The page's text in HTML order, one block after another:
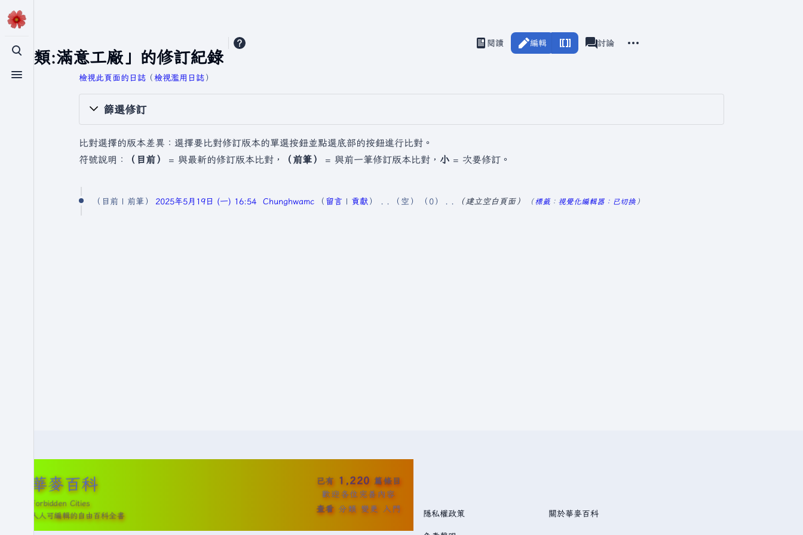
切換搜尋
切換選單
「分類:滿意工廠」的修訂紀錄
視圖閱讀 編輯
檢視歷史 associated-pages
分類
討論
檢視此頁面的日誌 ​（檢視濫用日誌）
篩選修訂
比對選擇的版本差異：選擇要比對修訂版本的單選按鈕並點選底部的按鈕進行比對。
符號說明：
（目前） = 與最新的修訂版本比對， （前筆） = 與前一筆修訂版本比對， 小 = 次要修訂。
2
目前 前筆 2025年5月19日 (一) 16:54 Chunghwamc 留言 貢獻 空 0 建立空白頁面 標籤： 視覺化編輯器：已切換
華麥百科
Forbidden Cities
人人可編輯的自由百科全書
已有 1,220 篇條目
歡迎各位完善內容
查看 分類 變更 入門 隱私權政策 關於華麥百科